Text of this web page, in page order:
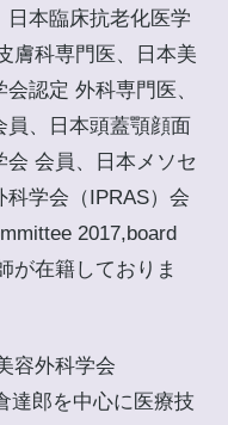
本臨床抗老化医学
膚科専門医、日本美
認定 外科専門医、
員、日本頭蓋顎顔面
会員、日本メソセ
学会（IPRAS）会
2017,board
が在籍しておりま
容外科学会
達郎を中心に医療技